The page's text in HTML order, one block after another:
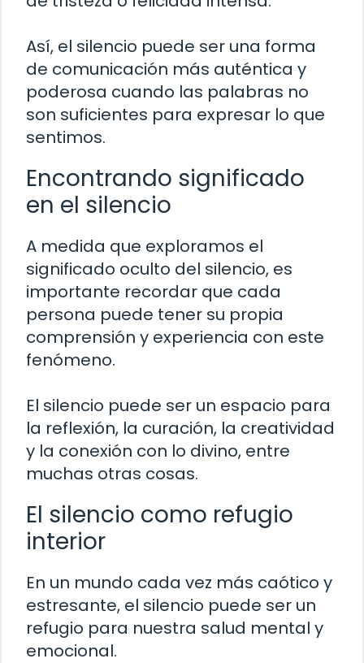
Así, el silencio puede ser una forma
de comunicación más auténtica y
poderosa cuando las palabras no
son suficientes para expresar lo que
sentimos.
Encontrando significado
en el silencio
A medida que exploramos el
significado oculto del silencio, es
importante recordar que cada
persona puede tener su propia
comprensión y experiencia con este
fenómeno.
El silencio puede ser un espacio para
la reflexión, la curación, la creatividad
y la conexión con lo divino, entre
muchas otras cosas.
El silencio como refugio
interior
En un mundo cada vez más caótico y
estresante, el silencio puede ser un
refugio para nuestra salud mental y
emocional.